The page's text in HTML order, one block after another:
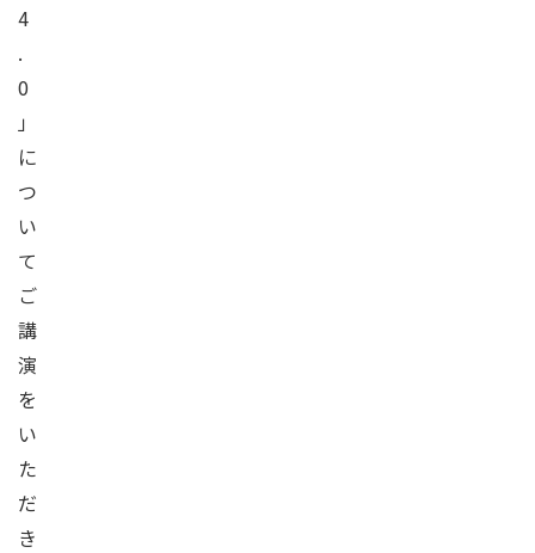
4
.
0
」
に
つ
い
て
ご
講
演
を
い
た
だ
き